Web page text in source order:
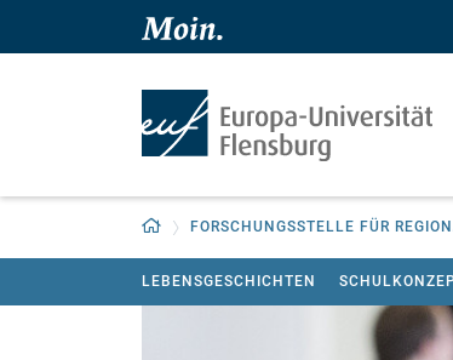
Zum Hauptinhalt springen
Zur Navigation springen
Zurück zur Startseite
FORSCHUNGSSTELLE FÜR
LEBENSGESCHICHTEN